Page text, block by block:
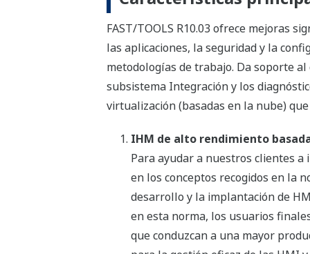
FAST/TOOLS R10.03 ofrece mejoras
las aplicaciones, la seguridad y la
metodologías de trabajo. Da soporte
subsistema Integración y los
virtualización (basadas en la nube)
IHM de alto rendimiento
Para ayudar a nuestros clientes
en los conceptos recogidos en la
desarrollo y la implantación de
en esta norma, los usuarios
que conduzcan a una mayor